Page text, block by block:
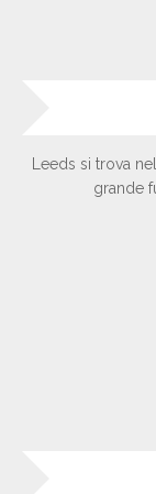
Leeds si trova
grande